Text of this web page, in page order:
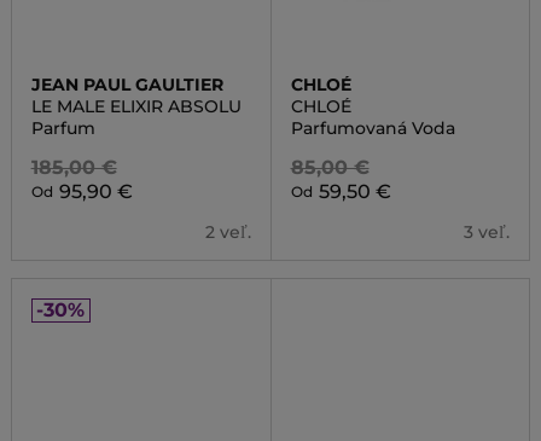
JEAN PAUL GAULTIER
LE MALE ELIXIR ABSOLU
Parfum
185,00 €
Od 95,90 €
2 veľ.
CHLOÉ
CHLOÉ
Parfumovaná Voda
85,00 €
Od 59,50 €
3 veľ.
-30%